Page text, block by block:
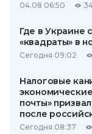
04.08 06:50
Где в
«квадраты» в
Сегодня 09:02
Налоговые
почты»
после
Сегодня 08:37